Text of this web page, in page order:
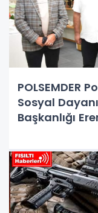
POLSEMDER
Sosyal
Başkanlığı